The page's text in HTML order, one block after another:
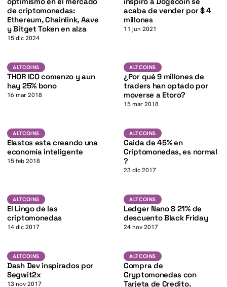
de criptomonedas:
Ethereum, Chainlink, Aave
y Bitget Token en alza
15 dic 2024
acaba de vender por $ 4
millones
11 jun 2021
Altcoins
K
ALTCOINS
THOR ICO comenzo y aun
hay 25% bono
16 mar 2018
Altcoins
ALTCOINS
¿Por qué 9 millones de
traders han optado por
moverse a Etoro?
15 mar 2018
Altcoins
K
ALTCOINS
Elastos esta creando una
economía inteligente
15 feb 2018
Altcoins
ALTCOINS
Caida de 45% en
Criptomonedas, es normal
?
23 dic 2017
Altcoins
K
ALTCOINS
El Lingo de las
criptomonedas
14 dic 2017
Altcoins
ALTCOINS
Ledger Nano S 21% de
descuento Black Friday
24 nov 2017
Altcoins
K
ALTCOINS
Dash Dev inspirados por
Segwit2x
13 nov 2017
Altcoins
ALTCOINS
Compra de
Cryptomonedas con
Tarjeta de Credito.